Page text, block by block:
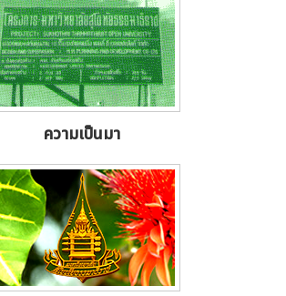
ความเป็นมา